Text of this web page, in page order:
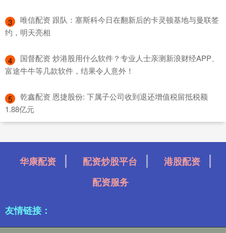
3
​唯信配资 跟队：塞斯科今日在翻新后的卡灵顿基地与曼联签
约，明天亮相
4
​国督配资 炒港股用什么软件？专业人士亲测新浪财经APP、
富途牛牛等几款软件，结果令人意外！
5
​乾鑫配资 恩捷股份: 下属子公司收到退还增值税留抵税额
1.88亿元
华康配资 配资炒股平台
港股配资
配资服务
友情链接：